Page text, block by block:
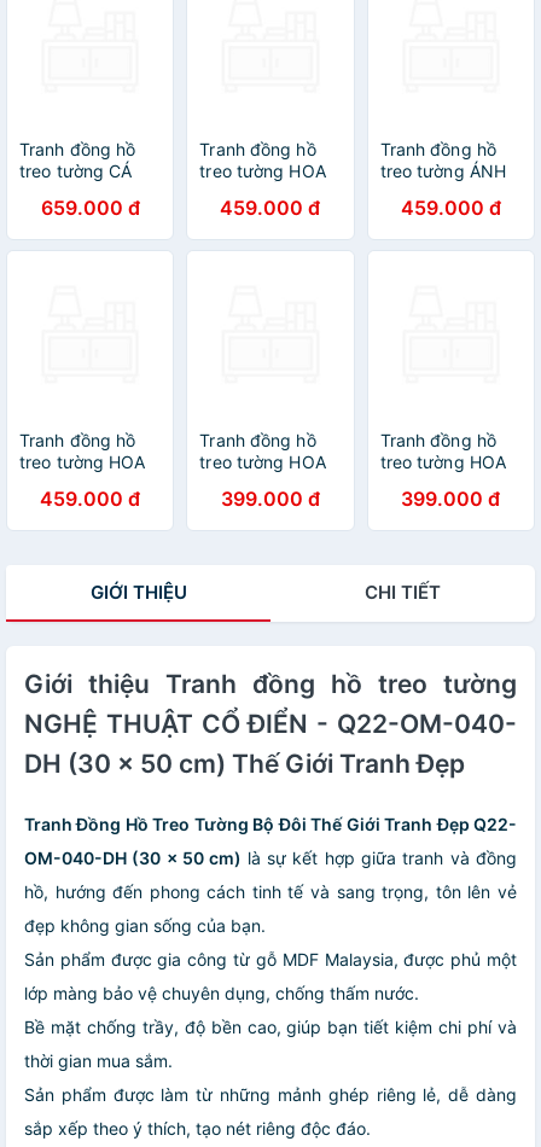
Tranh đồng hồ
treo tường CÁ
SEN XANH -
Q6D6_35DH(21)
Thế Giới Tranh
659.000 đ
Tranh đồng hồ
treo tường HOA
KHIẾT SƯƠNG
MAI -
Q6D6_35DH(4)
459.000 đ
Tranh đồng hồ
treo tường ÁNH
RỠ -
Q6D6_50DH-03
Thế Giới Tranh
459.000 đ
Tranh đồng hồ
treo tường HOA
THUẬT ĐỘC ĐÁO
-
459.000 đ
Tranh đồng hồ
treo tường HOA
THANH LỊCH -
Q6D7_40V_DH-
399.000 đ
Tranh đồng hồ
treo tường HOA
PHÒNG KHÁCH -
Q6D7_40V_DH-31
399.000 đ
GIỚI THIỆU CHI TIẾT
Giới thiệu Tranh đồng hồ treo tường
NGHỆ THUẬT CỔ ĐIỂN - Q22-OM-040-
DH (30 x 50 cm) Thế Giới Tranh Đẹp
Tranh Đồng Hồ Treo Tường Bộ Đôi Thế Giới Tranh Đẹp Q22-
OM-040-DH (30 x 50 cm) là sự kết hợp giữa tranh và đồng
hồ, hướng đến phong cách tinh tế và sang trọng, tôn lên vẻ
đẹp không gian sống của bạn.
Sản phẩm được gia công từ gỗ MDF Malaysia, được phủ một
lớp màng bảo vệ chuyên dụng, chống thấm nước.
Bề mặt chống trầy, độ bền cao, giúp bạn tiết kiệm chi phí và
thời gian mua sắm.
Sản phẩm được làm từ những mảnh ghép riêng lẻ, dễ dàng
sắp xếp theo ý thích, tạo nét riêng độc đáo.